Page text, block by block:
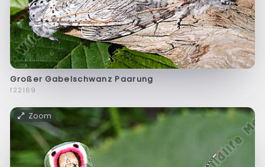
Großer Gabelschwanz Paarung
f22169
Zoom